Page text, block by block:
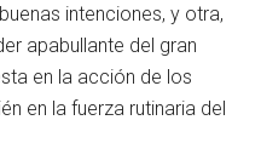
intenciones, y otra,
apabullante del gran
en la acción de los
en la fuerza rutinaria del